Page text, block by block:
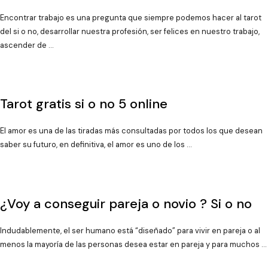
Encontrar trabajo es una pregunta que siempre podemos hacer al tarot
del si o no, desarrollar nuestra profesión, ser felices en nuestro trabajo,
ascender de …
Tarot gratis si o no 5 online
El amor es una de las tiradas más consultadas por todos los que desean
saber su futuro, en definitiva, el amor es uno de los …
¿Voy a conseguir pareja o novio ? Si o no
Indudablemente, el ser humano está “diseñado” para vivir en pareja o al
menos la mayoría de las personas desea estar en pareja y para muchos …